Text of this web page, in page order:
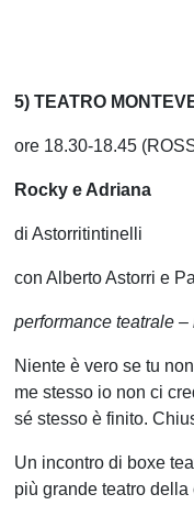
5) TEATRO
ore 18.30-18.45
Rocky e Adriana
di Astorritintinelli
con Alberto Astorri e
performance teatrale
Niente è vero se tu
me stesso io non ci
sé stesso è finito.
Un incontro di boxe
più grande teatro